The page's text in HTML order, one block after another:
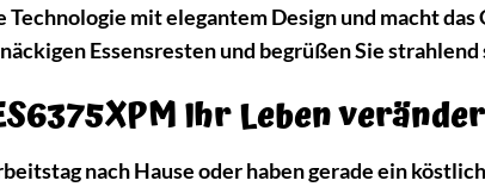
mit elegantem Design und macht das
Essensresten und begrüßen Sie strahlend
Ihr Leben
nach Hause oder haben gerade ein